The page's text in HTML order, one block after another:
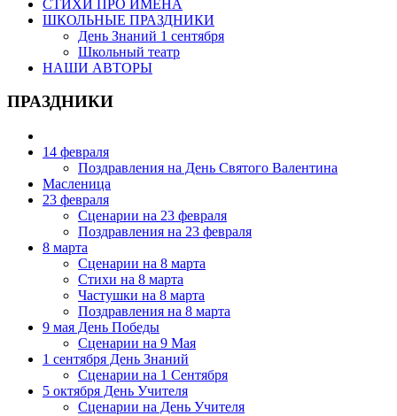
СТИХИ ПРО ИМЕНА
ШКОЛЬНЫЕ ПРАЗДНИКИ
День Знаний 1 сентября
Школьный театр
НАШИ АВТОРЫ
ПРАЗДНИКИ
14 февраля
Поздравления на День Святого Валентина
Масленица
23 февраля
Сценарии на 23 февраля
Поздравления на 23 февраля
8 марта
Сценарии на 8 марта
Стихи на 8 марта
Частушки на 8 марта
Поздравления на 8 марта
9 мая День Победы
Сценарии на 9 Мая
1 сентября День Знаний
Сценарии на 1 Сентября
5 октября День Учителя
Сценарии на День Учителя